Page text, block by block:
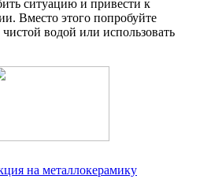
ситуацию и привести к
Вместо этого попробуйте
водой или использовать
на металлокерамику